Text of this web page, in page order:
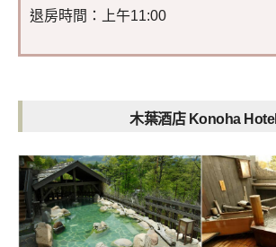
退房時間：上午11:00
木葉酒店 Konoha Hotel